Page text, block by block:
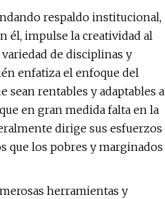
respaldo institucional,
él, impulse la creatividad al
de disciplinas y
enfatiza el enfoque del
sean rentables y adaptables a
en gran medida falta en la
dirige sus esfuerzos
que los pobres y marginados
herramientas y